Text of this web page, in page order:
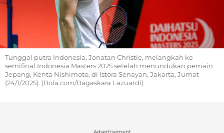
Tunggal putra Indonesia, Jonatan Christie, melangkah ke
semifinal Indonesia Masters 2025 setelah menundukan pemain
Jepang, Kenta Nishimoto, di Istora Senayan, Jakarta, Jumat
(24/1/2025). (Bola.com/Bagaskara Lazuardi)